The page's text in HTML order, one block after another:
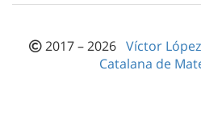
2017 – 2026 Víctor
Catalana de